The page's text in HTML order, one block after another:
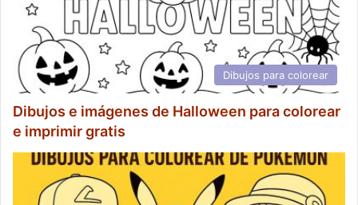
Dibujos para colorear
Dibujos e imágenes de Halloween para colorear
e imprimir gratis